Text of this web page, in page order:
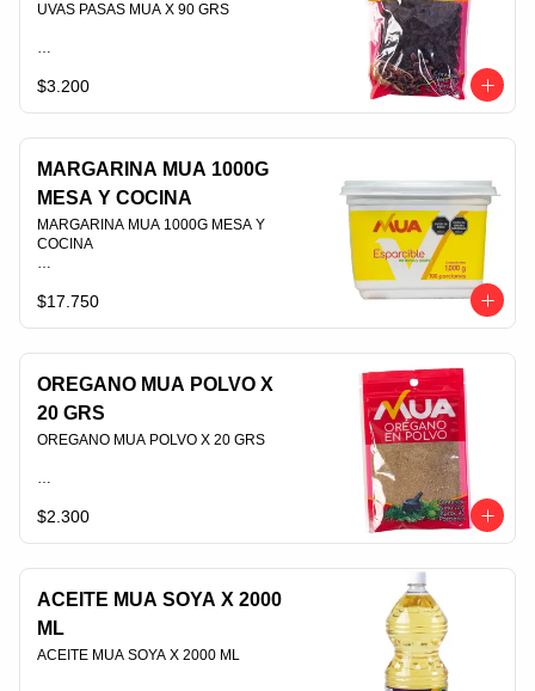
UVAS PASAS MUA X 90 GRS
$3.200
MARGARINA MUA 1000G
MESA Y COCINA
MARGARINA MUA 1000G MESA Y
COCINA
$17.750
OREGANO MUA POLVO X
20 GRS
OREGANO MUA POLVO X 20 GRS
$2.300
ACEITE MUA SOYA X 2000
ML
ACEITE MUA SOYA X 2000 ML